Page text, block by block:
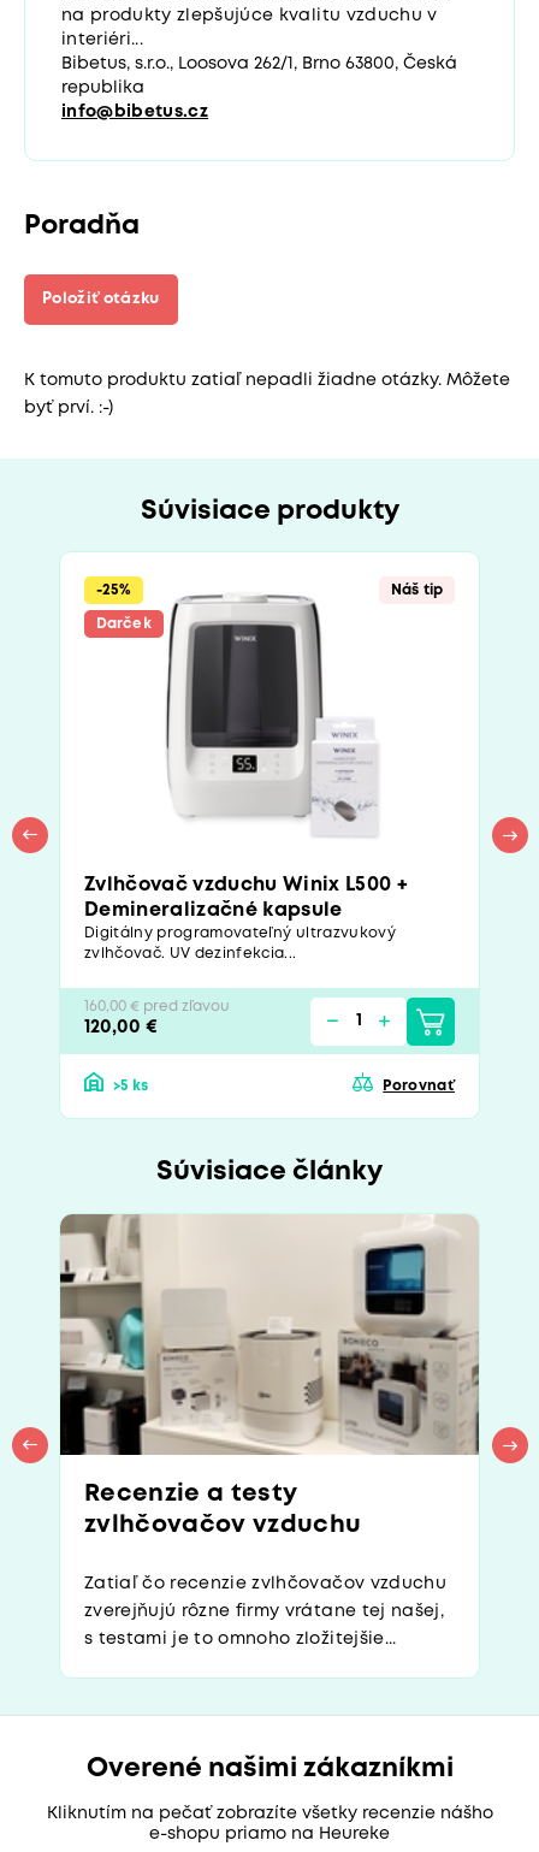
na produkty zlepšujúce kvalitu vzduchu v
interiéri...
Bibetus, s.r.o., Loosova 262/1, Brno 63800, Česká
republika
info@bibetus.cz
Poradňa
Položiť otázku
K tomuto produktu zatiaľ nepadli žiadne otázky. Môžete
byť prví. :-)
Súvisiace produkty
Darček
-25% Náš tip
Zvlhčovač vzduchu Winix L500 +
Demineralizačné kapsule
Digitálny programovateľný ultrazvukový
zvlhčovač. UV dezinfekcia...
160,00 € pred zľavou
120,00 €
>5 ks Porovnať
Súvisiace články
Recenzie a testy
zvlhčovačov vzduchu
Zatiaľ čo recenzie zvlhčovačov vzduchu
zverejňujú rôzne firmy vrátane tej našej,
s testami je to omnoho zložitejšie...
Overené našimi zákazníkmi
Kliknutím na pečať zobrazíte všetky recenzie nášho
e-shopu priamo na Heureke